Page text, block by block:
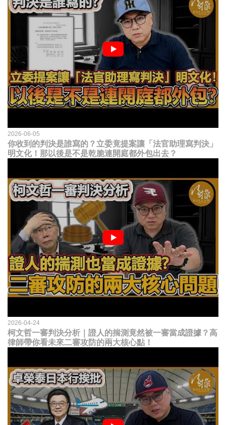
2026-06-05
你收到的判決是誰寫的？立委竟提案讓「法官助理寫判決」
明文化！那以後是不是乾脆連開庭都外包出去？
2026-04-24
柯文哲一審判決分析｜證人的揣測竟然被一審當成證據？高
律師帶你看未來二審攻防的兩大核心點！